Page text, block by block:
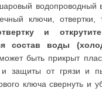
водопроводный
ключи, отвертки,
и
состав воды
быть прикрыт
и защиты от грязи и
ключа свернуть и